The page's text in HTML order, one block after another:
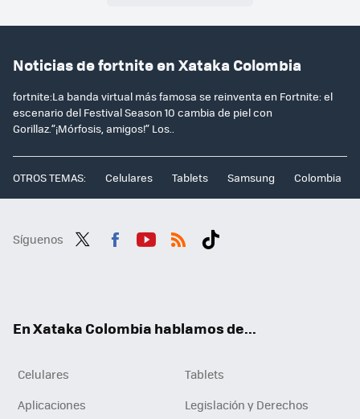
Noticias de fortnite en Xataka Colombia
fortnite:La banda virtual más famosa se reinventa en Fortnite: el
escenario del Festival Season 10 cambia de piel con
Gorillaz.“¡Mórfosis, amigos!” Los..
OTROS TEMAS: Celulares Tablets Samsung Colombia
Síguenos
En Xataka Colombia hablamos de...
Celulares
Tablets
Aplicaciones
Legislación y Derechos